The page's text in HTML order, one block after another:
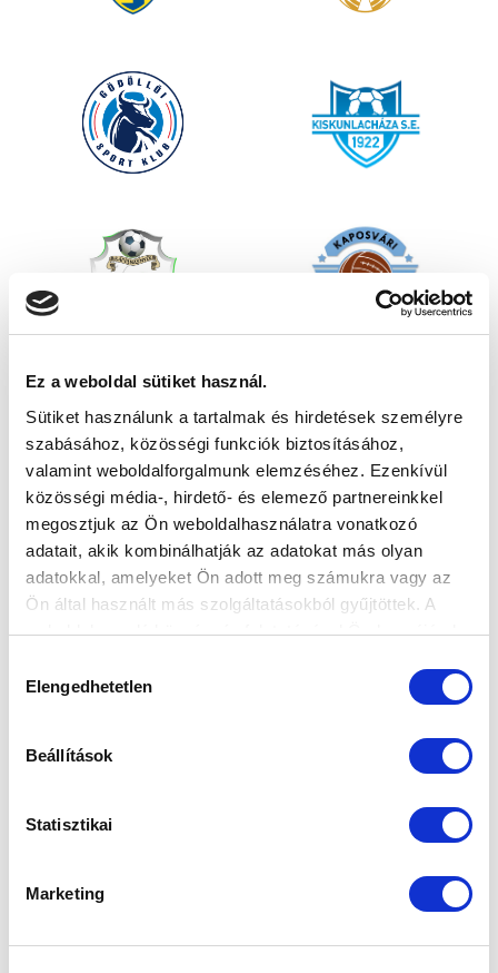
Ez a weboldal sütiket használ.
Sütiket használunk a tartalmak és hirdetések személyre
szabásához, közösségi funkciók biztosításához,
valamint weboldalforgalmunk elemzéséhez. Ezenkívül
közösségi média-, hirdető- és elemező partnereinkkel
megosztjuk az Ön weboldalhasználatra vonatkozó
adatait, akik kombinálhatják az adatokat más olyan
adatokkal, amelyeket Ön adott meg számukra vagy az
Ön által használt más szolgáltatásokból gyűjtöttek. A
weboldalon való böngészés folytatásával Ön hozzájárul a
kiválasztása
Elengedhetetlen
Beállítások
Statisztikai
Marketing